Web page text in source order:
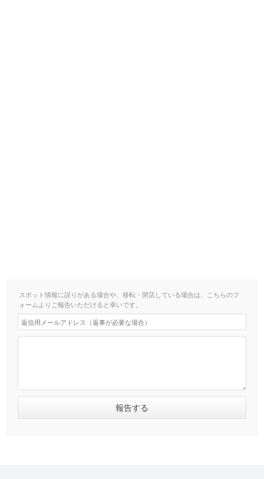
スポット情報に誤りがある場合や、移転・閉店している場合は、こちらのフ
ォームよりご報告いただけると幸いです。